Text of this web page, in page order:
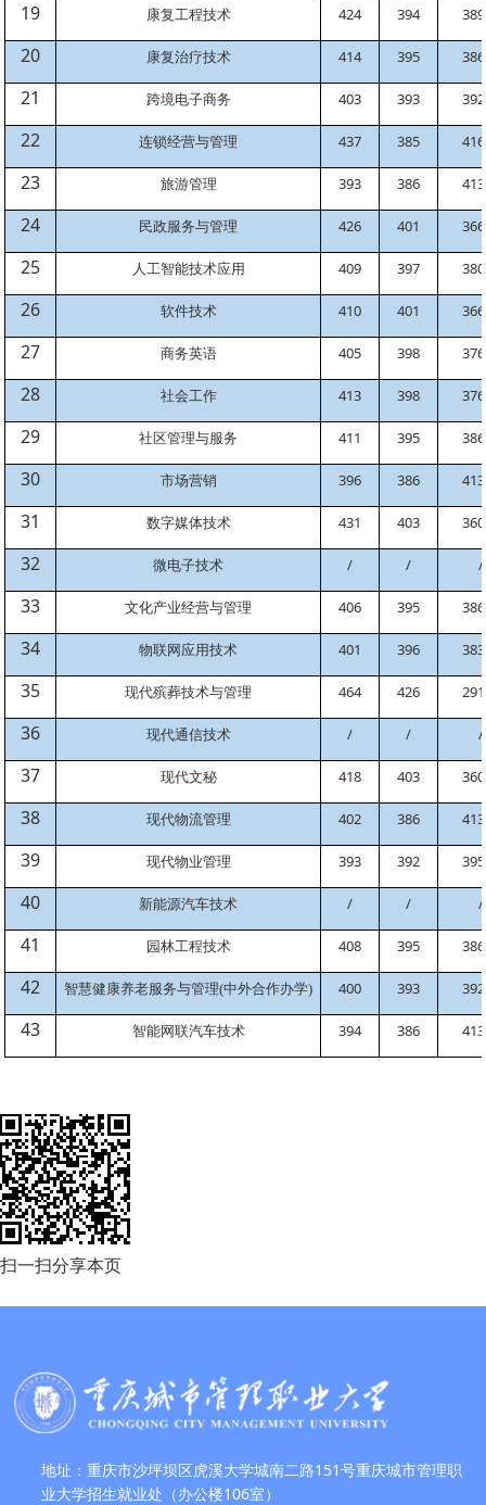
19 康复工程技术 424 394
20 康复治疗技术 414 395
21 跨境电子商务 403 393
22 连锁经营与管理 437 385
23 旅游管理 393 386
24 民政服务与管理 426 401
25 人工智能技术应用 409 397
26 软件技术 410 401
27 商务英语 405 398
28 社会工作 413 398
29 社区管理与服务 411 395
30 市场营销 396 386
31 数字媒体技术 431 403
32 微电子技术 / / /
33 文化产业经营与管理 406 395
34 物联网应用技术 401 396
35 现代殡葬技术与管理 464 426
36 现代通信技术 / / /
37 现代文秘 418 403
38 现代物流管理 402 386
39 现代物业管理 393 392
40 新能源汽车技术 / / /
41 园林工程技术 408 395
42 智慧健康养老服务与管理(中外合作办学) 400 393
43 智能网联汽车技术 394 386
扫一扫分享本页
地址：重庆市沙坪坝区虎溪大学城南二路151号重庆城市管理职
业大学招生就业处（办公楼106室）